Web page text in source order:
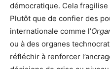
démocratique. Cela fragilise
Plutôt que de confier des
internationale comme l’
ou à des organes
réfléchir à renforcer